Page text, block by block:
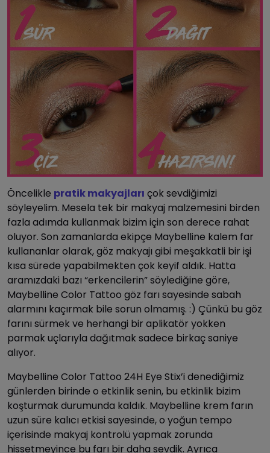
Öncelikle pratik makyajları çok sevdiğimizi
söyleyelim. Mesela tek bir makyaj malzemesini birden
fazla adımda kullanmak bizim için son derece rahat
oluyor. Son zamanlarda ekipçe Maybelline kalem far
kullananlar olarak, göz makyajı gibi meşakkatli bir işi
kısa sürede yapabilmekten çok keyif aldık. Hatta
aramızdaki bazı “erkencilerin” söylediğine göre,
Maybelline Color Tattoo göz farı sayesinde sabah
alarmını kaçırmak bile sorun olmamış. :) Çünkü bu göz
farını sürmek ve herhangi bir aplikatör yokken
parmak uçlarıyla dağıtmak sadece birkaç saniye
alıyor.
Maybelline Color Tattoo 24H Eye Stix’i denediğimiz
günlerden birinde o etkinlik senin, bu etkinlik bizim
koşturmak durumunda kaldık. Maybelline krem farın
uzun süre kalıcı etkisi sayesinde, o yoğun tempo
içerisinde makyaj kontrolü yapmak zorunda
hissetmeyince bu farı bir daha sevdik. Ayrıca